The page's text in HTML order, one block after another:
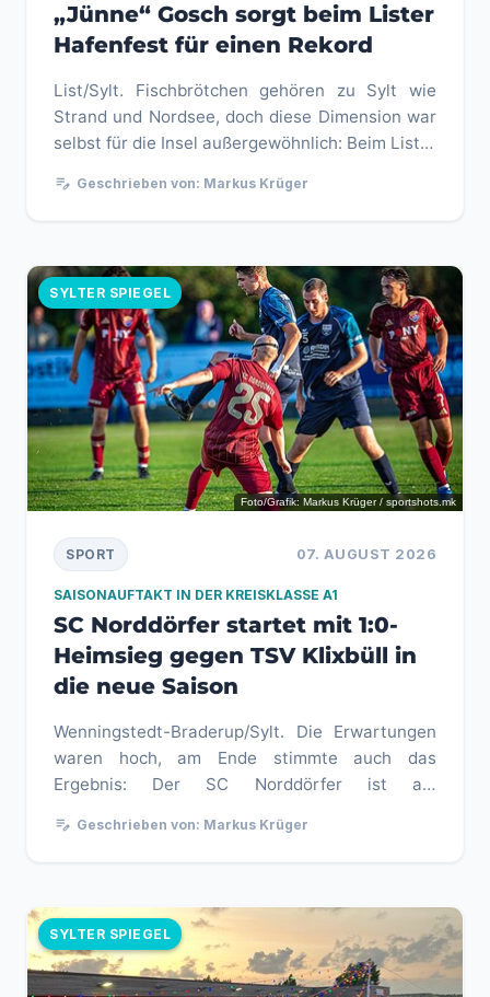
„Jünne“ Gosch sorgt beim Lister
Hafenfest für einen Rekord
List/Sylt. Fischbrötchen gehören zu Sylt wie
Strand und Nordsee, doch diese Dimension war
selbst für die Insel außergewöhnlich: Beim Lister
edit_note Geschrieben von: Markus Krüger
SYLTER SPIEGEL
Foto/Grafik: Markus Krüger / sportshots.mk
07. AUGUST 2026
SPORT
SAISONAUFTAKT IN DER KREISKLASSE A1
SC Norddörfer startet mit 1:0-
Heimsieg gegen TSV Klixbüll in
die neue Saison
Wenningstedt-Braderup/Sylt. Die Erwartungen
waren hoch, am Ende stimmte auch das
Ergebnis: Der SC Norddörfer ist am
edit_note Geschrieben von: Markus Krüger
SYLTER SPIEGEL